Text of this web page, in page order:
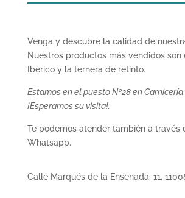
Venga y descubre la calidad de
Nuestros productos más vendidos son
Ibérico y la ternera de retinto.
Estamos en el puesto Nº28 en Carnicería
¡Esperamos su visita!.
Te podemos atender también a través
Whatsapp.
Calle Marqués de la Ensenada, 11,